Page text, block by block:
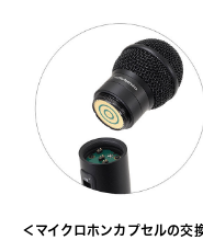
＜マイクロホンカプセルの交